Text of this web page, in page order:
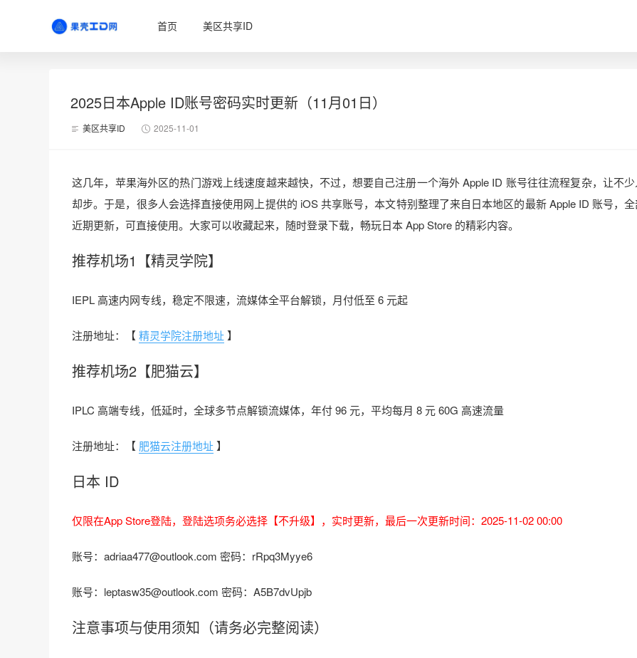
首页 美区共享ID
2025日本Apple ID账号密码实时更新（11月01日）
美区共享ID 2025-11-01
这几年，苹果海外区的热门游戏上线速度越来越快，不过，想要自己注册一个海外 Apple ID 账号往往流程复杂，让不
却步。于是，很多人会选择直接使用网上提供的 iOS 共享账号，本文特别整理了来自日本地区的最新 Apple ID 账号，
近期更新，可直接使用。大家可以收藏起来，随时登录下载，畅玩日本 App Store 的精彩内容。
推荐机场1【精灵学院】
IEPL 高速内网专线，稳定不限速，流媒体全平台解锁，月付低至 6 元起
注册地址：【精灵学院注册地址】
推荐机场2【肥猫云】
IPLC 高端专线，低延时，全球多节点解锁流媒体，年付 96 元，平均每月 8 元 60G 高速流量
注册地址：【 肥猫云注册地址】
日本 ID
仅限在App Store登陆，登陆选项务必选择【不升级】，实时更新，最后一次更新时间：2025-11-02 00:00
账号：adriaa477@outlook.com 密码：rRpq3Myye6
账号：leptasw35@outlook.com 密码：A5B7dvUpjb
注意事项与使用须知（请务必完整阅读）